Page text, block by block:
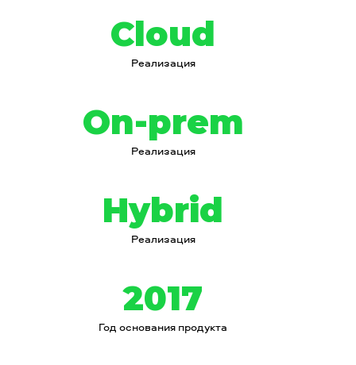
Cloud
Реализация
On-prem
Реализация
Hybrid
Реализация
2017
Год основания продукта